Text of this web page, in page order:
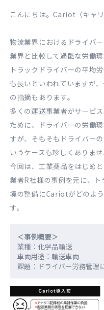
こんにちは。Cariot（キャ
物流業界におけるドライバ
業界と比較して過酷な労働環
トラックドライバーの平均
も⻑いといわれていますが
の指摘もあります。
多くの運送事業者がサービ
ために、ドライバーの労働
すが、そもそもドライバー
いうケースも珍しくありませ
今回は、工業薬品をはじめ
業者R社様の事例を元に、
境の整備にCariotがどのよ
す。
＜事例概要＞
業種：化学品輸送
車両用途：輸送車両
課題：ドライバー労務管理